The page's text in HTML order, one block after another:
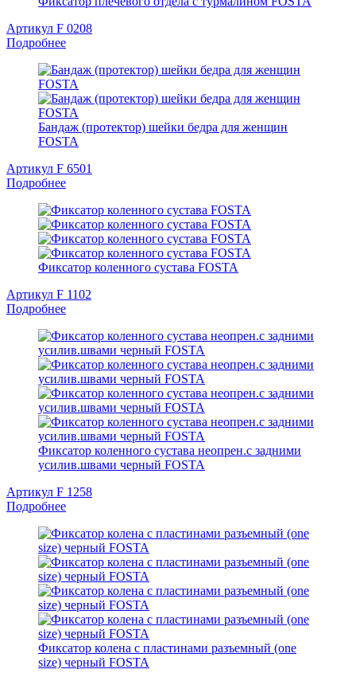
Артикул F 0208
Подробнее
Бандаж (протектор) шейки бедра для женщин
FOSTA
Артикул F 6501
Подробнее
Фиксатор коленного сустава FOSTA
Артикул F 1102
Подробнее
Фиксатор коленного сустава неопрен.с задними
усилив.швами черный FOSTA
Артикул F 1258
Подробнее
Фиксатор колена с пластинами разъемный (one
size) черный FOSTA